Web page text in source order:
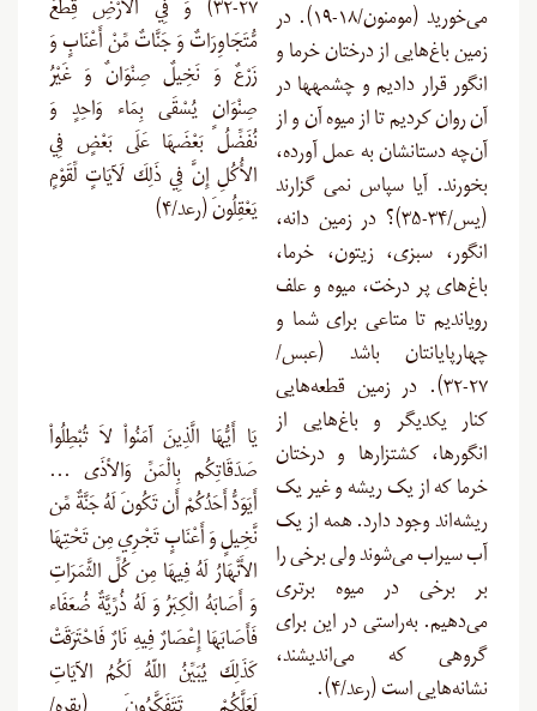
می‌خورید (مومنون/۱۸-۱۹). در
زمین باغ‌هایى از درختان خرما و
انگور قرار دادیم و چشمه‏ها در
آن روان کردیم تا از میوه آن و از
آن‌چه دستانشان به عمل آورده،
بخورند. آیا سپاس نمى ‏گزارند
(یس/۳۴-۳۵)؟ در زمین دانه،
انگور، سبزی، زیتون، خرما،
باغ‌های پر درخت، میوه و علف
رویاندیم تا متاعی برای شما و
چهارپایانتان باشد (عبس/
۲۷-۳۲). در زمین قطعه‌هایی
کنار یکدیگر و باغ‌هایی از
انگورها، کشتزارها و درختان
خرما که از یک ریشه و غیر یک
ریشه‌اند وجود دارد. همه از یک
آب سیراب می‌شوند ولی برخی را
بر برخی در میوه برتری
می‌دهیم. به‌راستی در این برای
گروهی که می‌اندیشند،
نشانه‌هایی است (رعد/۴).
۲۷-۳۲) وَ فِي الأَرْضِ قِطَعٌ
مُّتَجَاوِرَاتٌ وَ جَنَّاتٌ مِّنْ أَعْنَابٍ وَ
زَرْعٌ وَ نَخِيلٌ صِنْوَانٌ وَ غَيْرُ
صِنْوَانٍ يُسْقَى بِمَاء وَاحِدٍ وَ
نُفَضِّلُ بَعْضَهَا عَلَى بَعْضٍ فِي
الأُكُلِ إِنَّ فِي ذَلِكَ لَآيَاتٍ لِّقَوْمٍ
يَعْقِلُونَ (رعد/۴)
يَا أَيُّهَا الَّذِينَ آمَنُواْ لاَ تُبْطِلُواْ
صَدَقَاتِكُم بِالْمَنِّ وَالأذَى …
أَيَوَدُّ أَحَدُكُمْ أَن تَكُونَ لَهُ جَنَّةٌ مِّن
نَّخِيلٍ وَ أَعْنَابٍ تَجْرِي مِن تَحْتِهَا
الأَنْهَارُ لَهُ فِيهَا مِن كُلِّ الثَّمَرَاتِ
وَ أَصَابَهُ الْكِبَرُ وَ لَهُ ذُرِّيَّةٌ ضُعَفَاء
فَأَصَابَهَا إِعْصَارٌ فِيهِ نَارٌ فَاحْتَرَقَتْ
كَذَلِكَ يُبَيِّنُ اللّهُ لَكُمُ الآيَاتِ